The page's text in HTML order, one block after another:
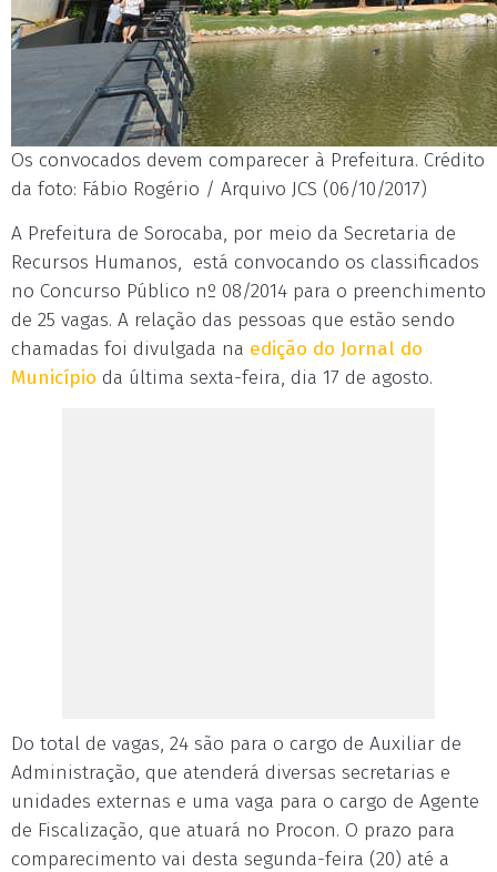
Os convocados devem comparecer à Prefeitura. Crédito
da foto: Fábio Rogério / Arquivo JCS (06/10/2017)
A Prefeitura de Sorocaba, por meio da Secretaria de
Recursos Humanos, está convocando os classificados
no Concurso Público nº 08/2014 para o preenchimento
de 25 vagas. A relação das pessoas que estão sendo
chamadas foi divulgada na edição do Jornal do
Município da última sexta-feira, dia 17 de agosto.
Do total de vagas, 24 são para o cargo de Auxiliar de
Administração, que atenderá diversas secretarias e
unidades externas e uma vaga para o cargo de Agente
de Fiscalização, que atuará no Procon. O prazo para
comparecimento vai desta segunda-feira (20) até a